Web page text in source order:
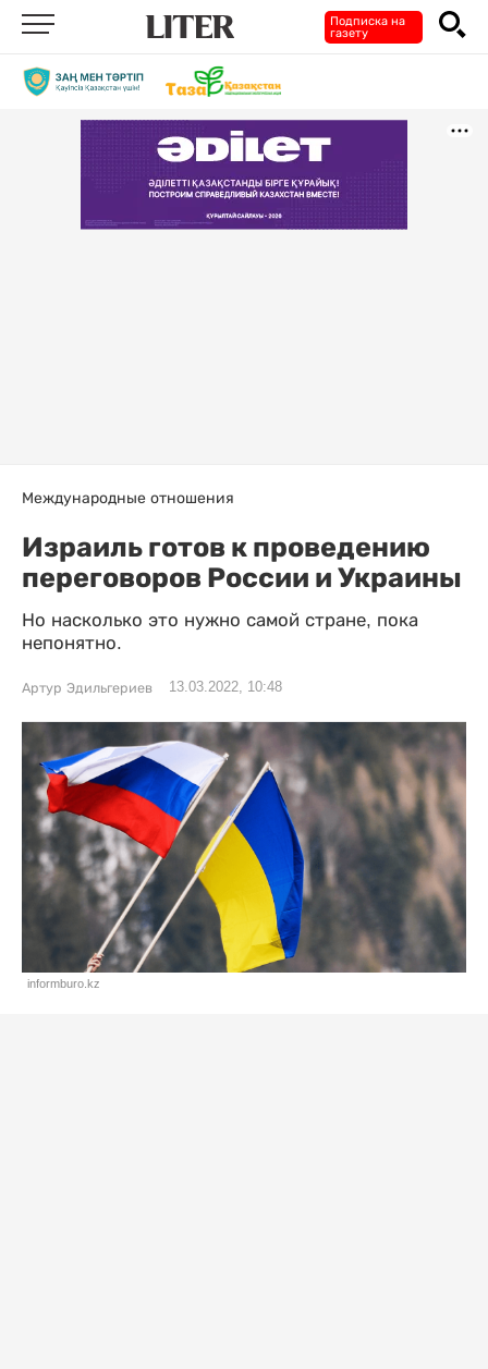
Подписка на
газету
Международные отношения
Израиль готов к проведению
переговоров России и Украины
Но насколько это нужно самой стране, пока
непонятно.
Артур Эдильгериев 13.03.2022, 10:48
informburo.kz